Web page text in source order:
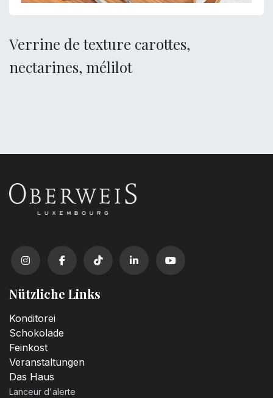
Verrine de texture carottes,
nectarines, mélilot
Nützliche Links
Konditorei
Schokolade
Feinkost
Veranstaltungen
Das Haus
Lanceur d'alerte